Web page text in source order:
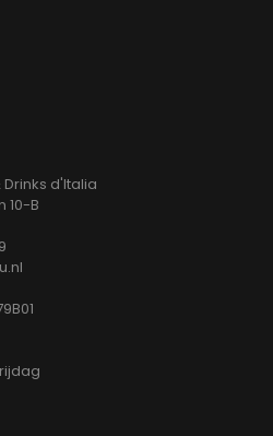
Drinks d'Italia
10-B